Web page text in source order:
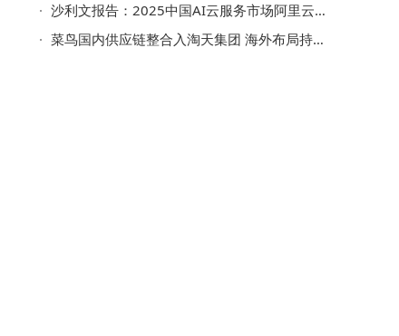
沙利文报告：2025中国AI云服务市场阿里云领跑
菜鸟国内供应链整合入淘天集团 海外布局持续发力形成内外分治新格局